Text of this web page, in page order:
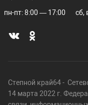
пн-пт: 8:00 — 17:00 сб,
Степной край64 -
14 марта 2022 г.